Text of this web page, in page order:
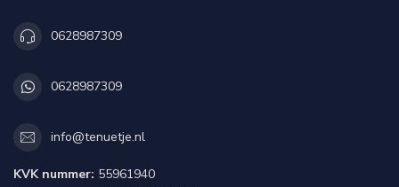
0628987309
0628987309
info@tenuetje.nl
KVK nummer: 55961940